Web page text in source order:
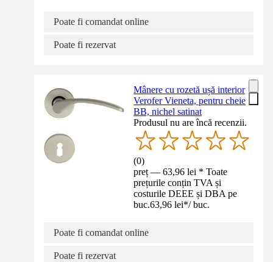
Poate fi comandat online
Poate fi rezervat
Mânere cu rozetă ușă interior
Verofer Vieneta, pentru cheie
BB, nichel satinat
Produsul nu are încă recenzii.
(0)
preț — 63,96 lei * Toate
prețurile conțin TVA și
costurile DEEE și DBA pe
buc.63,96 lei*/ buc.
Poate fi comandat online
Poate fi rezervat